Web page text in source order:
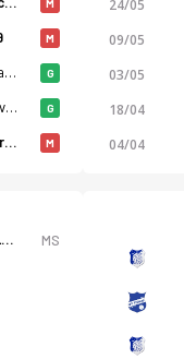
M
M
Djerdap Kladovo G
FK Jedinstvo Paracin G
OFK Brzi Brod M
24/05
09/05
03/05
18/04
04/04
FK Sloga Leskovac MS